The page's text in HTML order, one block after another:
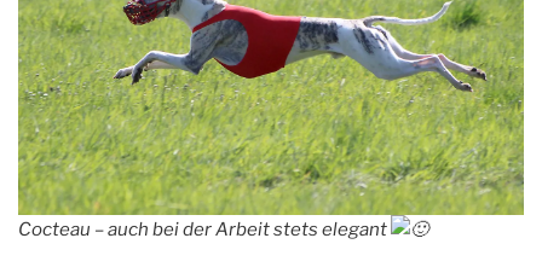
Cocteau – auch bei der Arbeit stets elegant